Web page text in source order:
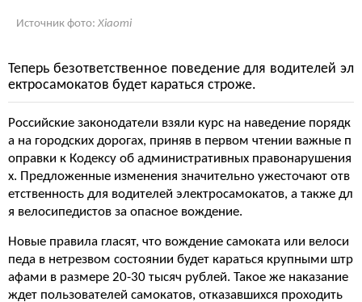
Источник фото: Xiaomi
Теперь безответственное поведение для водителей эл
ектросамокатов будет караться строже.
Российские законодатели взяли курс на наведение порядк
а на городских дорогах, приняв в первом чтении важные п
оправки к Кодексу об административных правонарушения
х. Предложенные изменения значительно ужесточают отв
етственность для водителей электросамокатов, а также дл
я велосипедистов за опасное вождение.
Новые правила гласят, что вождение самоката или велоси
педа в нетрезвом состоянии будет караться крупными штр
афами в размере 20-30 тысяч рублей. Такое же наказание
ждет пользователей самокатов, отказавшихся проходить